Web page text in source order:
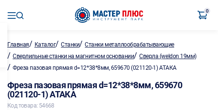
0
Главная/ Каталог/Станки/Станки металлообрабатывающие
/ Сверлильные станки на магнитном основании/Сверла (weldon 19мм)
/ Фреза пазовая прямая d=12*38*8мм, 659670 (021120-1) АТАКА
Фреза пазовая прямая d=12*38*8мм, 659670
(021120-1) АТАКА
Код товара: 54668